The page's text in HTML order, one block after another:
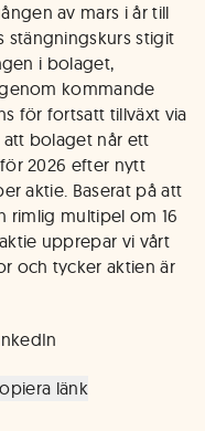
av mars i år till
stängningskurs stigit
i bolaget,
kommande
för fortsatt tillväxt via
bolaget når ett
2026 efter nytt
aktie. Baserat på att
rimlig multipel om 16
upprepar vi vårt
och tycker aktien är
länk